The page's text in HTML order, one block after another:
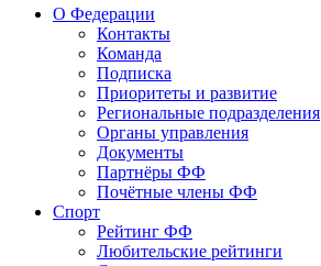
О Федерации
Контакты
Команда
Подписка
Приоритеты и развитие
Региональные подразделения
Органы управления
Документы
Партнёры ФФ
Почётные члены ФФ
Спорт
Рейтинг ФФ
Любительские рейтинги